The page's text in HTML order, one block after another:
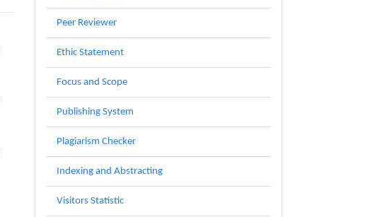
Peer Reviewer
Ethic Statement
Focus and Scope
Publishing System
Plagiarism Checker
Indexing and Abstracting
Visitors Statistic